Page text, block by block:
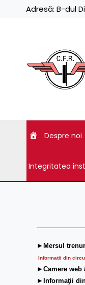
Adresă: B-dul
Despre noi
Integritatea
►Mersul
Informatii din
►Camere web
►Informaţii